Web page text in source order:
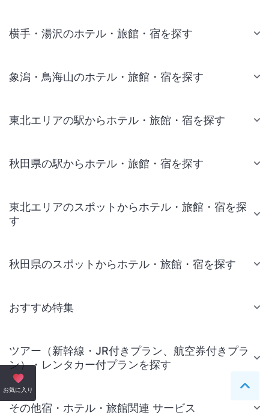
お気に入り ペー
横手・湯沢のホテル・旅館・宿を探す
象潟・鳥海山のホテル・旅館・宿を探す
東北エリアの駅からホテル・旅館・宿を探す
秋田県の駅からホテル・旅館・宿を探す
東北エリアのスポットからホテル・旅館・宿を探
す
秋田県のスポットからホテル・旅館・宿を探す
おすすめ特集
ツアー（新幹線・JR付きプラン、航空券付きプラ
ン）・レンタカー付プランを探す
その他宿・ホテル・旅館関連 サービス